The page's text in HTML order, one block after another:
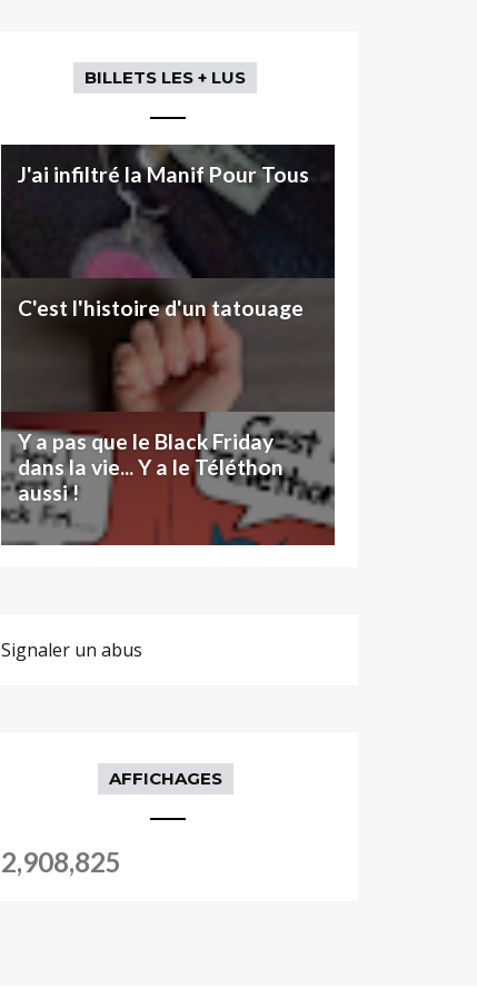
BILLETS LES + LUS
J'ai infiltré la Manif Pour Tous
C'est l'histoire d'un tatouage
Y a pas que le Black Friday
dans la vie... Y a le Téléthon
aussi !
Signaler un abus
AFFICHAGES
2,908,825